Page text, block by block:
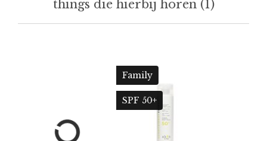
things die hierbij horen (1)
Family
SPF 50+